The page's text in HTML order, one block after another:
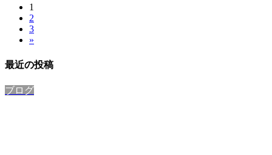
ペ
ー
固
定
ペ
ー
ジ
1
固
定
ペ
ジ
2
固
定
ー
3
»
最近の投稿
ブログ